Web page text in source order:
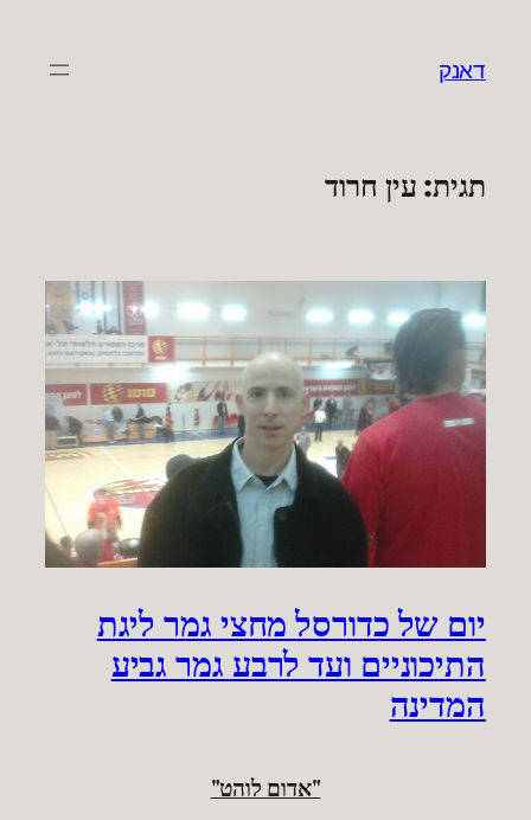
דאנק
תגית:עין חרוד
יום של כדורסל מחצי גמר ליגת
התיכוניים ועד לרבע גמר גביע
המדינה
"אדום לוהט"